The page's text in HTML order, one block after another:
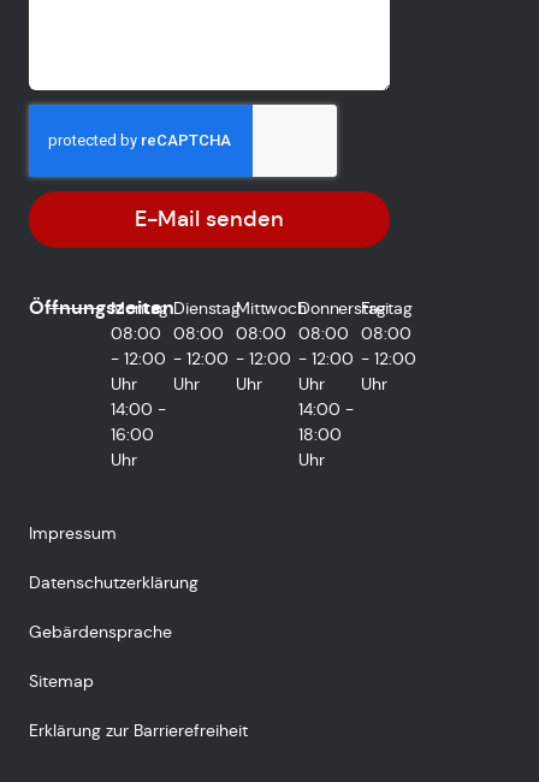
E-Mail senden
Öffnungszeiten
Montag
08:00
- 12:00
Uhr
14:00 -
16:00
Uhr
Dienstag
08:00
- 12:00
Uhr
Mittwoch
08:00
- 12:00
Uhr
Donnerstag
08:00
- 12:00
Uhr
14:00 -
18:00
Uhr
Freitag
08:00
- 12:00
Uhr
Impressum
Datenschutzerklärung
Gebärdensprache
Sitemap
Erklärung zur Barrierefreiheit